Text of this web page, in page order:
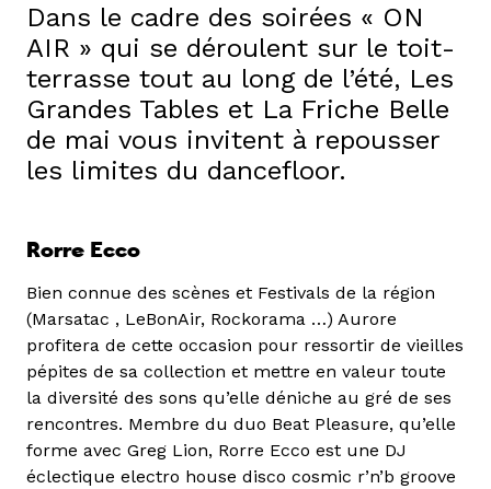
Dans le cadre des soirées « ON
AIR » qui se déroulent sur le toit-
terrasse tout au long de l’été, Les
Grandes Tables et La Friche Belle
de mai vous invitent à repousser
les limites du dancefloor.
Rorre Ecco
Bien connue des scènes et Festivals de la région
(Marsatac , LeBonAir, Rockorama …) Aurore
profitera de cette occasion pour ressortir de vieilles
pépites de sa collection et mettre en valeur toute
la diversité des sons qu’elle déniche au gré de ses
rencontres. Membre du duo Beat Pleasure, qu’elle
forme avec Greg Lion, Rorre Ecco est une DJ
éclectique electro house disco cosmic r’n’b groove